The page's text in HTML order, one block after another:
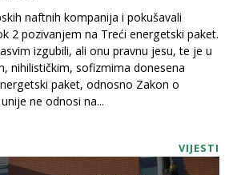
naftnih kompanija i pokušavali
2 pozivanjem na Treći energetski paket.
izgubili, ali onu pravnu jesu, te je u
nihilističkim, sofizmima donesena
paket, odnosno Zakon o
ne odnosi na...
VIJESTI